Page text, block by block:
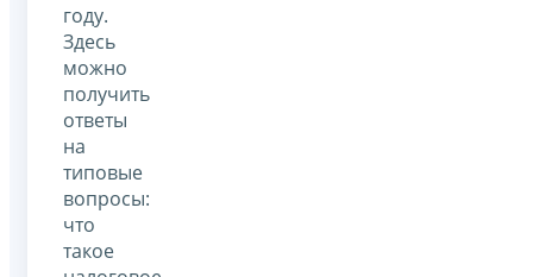
году.
Здесь
можно
получить
ответы
на
типовые
вопросы:
что
такое